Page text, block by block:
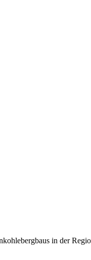
in der